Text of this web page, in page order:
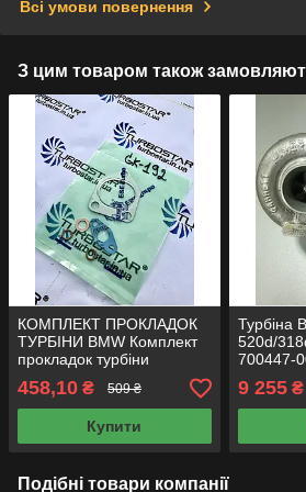
Всі умови повернення
З цим товаром також
КОМПЛЕКТ ПРОКЛАДОК
ТУРБІНИ BMW Комплект
прокладок турбіни
Прокладка турбіни
Прокладки для
турбокомпресорів
458,10 ₴ 509 ₴
Купити
Турбіна
520d/
700447-
700447-
9 255₴
Подібні товари компанії